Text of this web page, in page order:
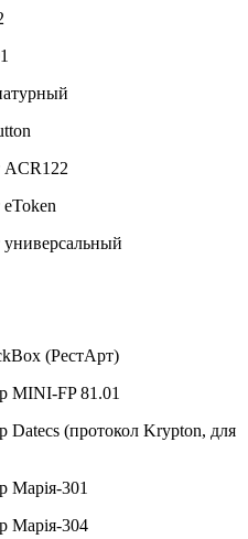
ACR122
универсальный
(РестАрт)
MINI-FP 81.01
Datecs (протокол Krypton, для
Марія-301
Марія-304